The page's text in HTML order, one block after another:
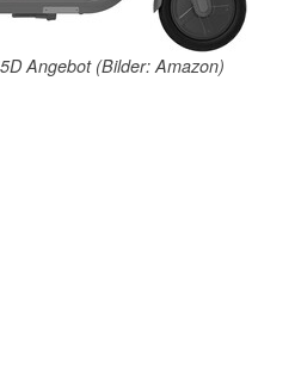
Angebot (Bilder: Amazon)